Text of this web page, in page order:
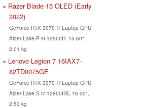
Razer Blade 15 OLED (Early
2022)
GeForce RTX 3070 Ti Laptop GPU,
Alder Lake-P i9-12900H, 15.60",
2.01 kg
Lenovo Legion 7 16IAX7-
82TD0075GE
GeForce RTX 3070 Ti Laptop GPU,
Alder Lake-S i7-12800HX, 16.00",
2.53 kg